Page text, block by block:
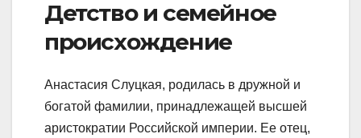
Детство и семейное
происхождение
Анастасия Слуцкая, родилась в дружной и
богатой фамилии, принадлежащей высшей
аристократии Российской империи. Ее отец,